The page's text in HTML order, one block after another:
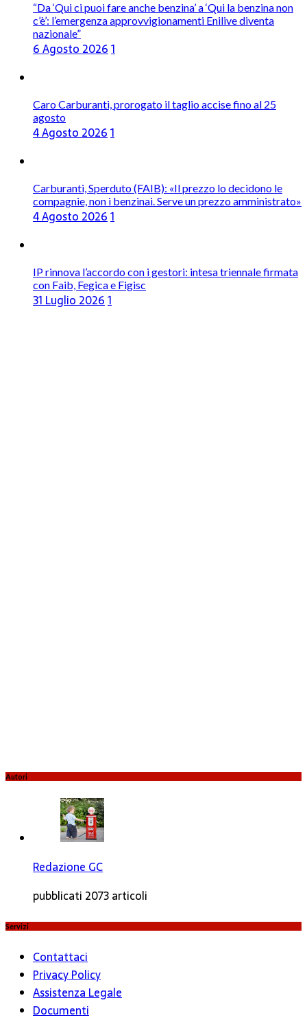
“Da ‘Qui ci puoi fare anche benzina’ a ‘Qui la benzina non
c’è’: l’emergenza approvvigionamenti Enilive diventa
nazionale”
6 Agosto 20261
Caro Carburanti, prorogato il taglio accise fino al 25
agosto
4 Agosto 20261
Carburanti, Sperduto (FAIB): «Il prezzo lo decidono le
compagnie, non i benzinai. Serve un prezzo amministrato»
4 Agosto 20261
IP rinnova l’accordo con i gestori: intesa triennale firmata
con Faib, Fegica e Figisc
31 Luglio 20261
Autori
Redazione GC
pubblicati 2073 articoli
Servizi
Contattaci
Privacy Policy
Assistenza Legale
Documenti